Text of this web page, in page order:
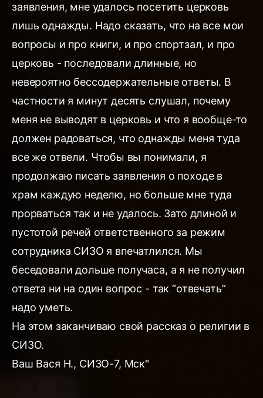
заявления, мне удалось посетить церковь
лишь однажды. Надо сказать, что на все мои
вопросы и про книги, и про спортзал, и про
церковь - последовали длинные, но
невероятно бессодержательные ответы. В
частности я минут десять слушал, почему
меня не выводят в церковь и что я вообще-то
должен радоваться, что однажды меня туда
все же отвели. Чтобы вы понимали, я
продолжаю писать заявления о походе в
храм каждую неделю, но больше мне туда
прорваться так и не удалось. Зато длиной и
пустотой речей ответственного за режим
сотрудника СИЗО я впечатлился. Мы
беседовали дольше получаса, а я не получил
ответа ни на один вопрос - так “отвечать”
надо уметь.
На этом заканчиваю свой рассказ о религии в
СИЗО.
Ваш Вася Н., СИЗО-7, Мск"